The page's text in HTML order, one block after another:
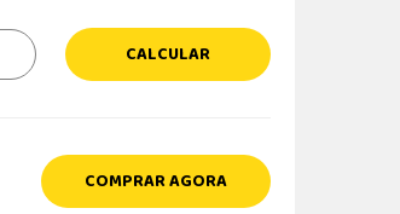
CALCULAR
COMPRAR AGORA